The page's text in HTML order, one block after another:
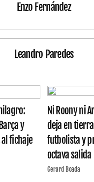
Enzo Fernández
Leandro Paredes
y
fichaje
Ni Roony ni
deja en
futbolista y
octava salida
Gerard Boada